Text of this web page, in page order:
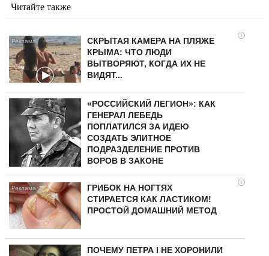
Читайте также
i
СКРЫТАЯ КАМЕРА НА ПЛЯЖЕ
КРЫМА: ЧТО ЛЮДИ
ВЫТВОРЯЮТ, КОГДА ИХ НЕ
ВИДЯТ...
«РОССИЙСКИЙ ЛЕГИОН»: КАК
ГЕНЕРАЛ ЛЕБЕДЬ
ПОПЛАТИЛСЯ ЗА ИДЕЮ
СОЗДАТЬ ЭЛИТНОЕ
ПОДРАЗДЕЛЕНИЕ ПРОТИВ
ВОРОВ В ЗАКОНЕ
i
ГРИБОК НА НОГТЯХ
СТИРАЕТСЯ КАК ЛАСТИКОМ!
ПРОСТОЙ ДОМАШНИЙ МЕТОД
ПОЧЕМУ ПЕТРА I НЕ ХОРОНИЛИ